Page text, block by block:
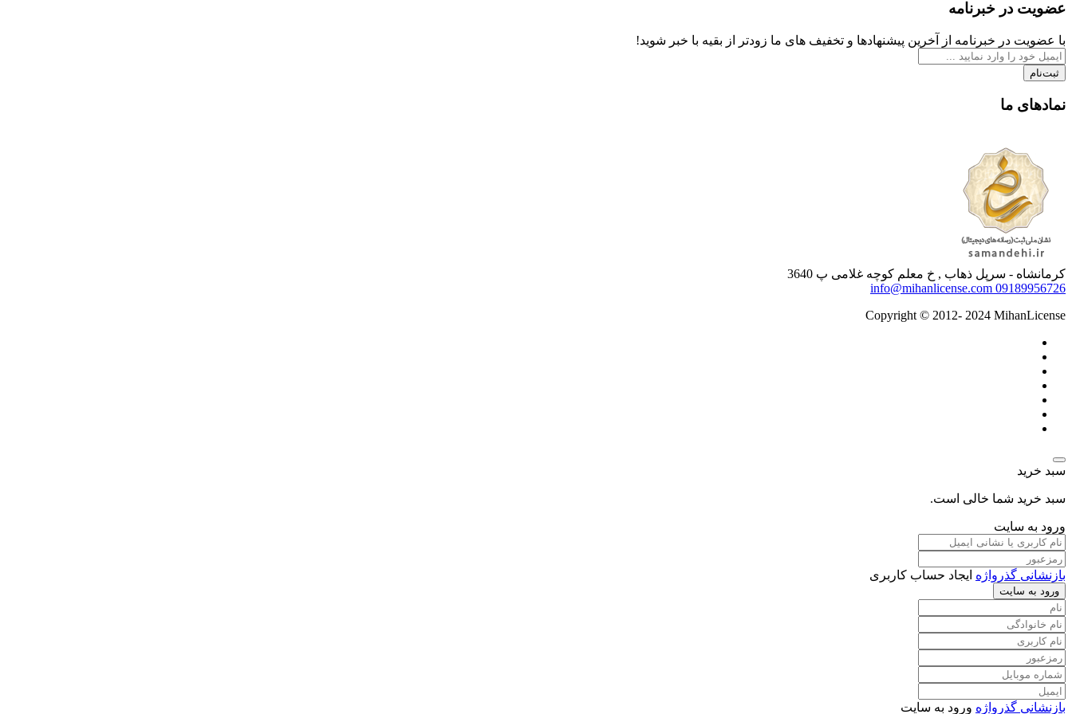
عضویت در خبرنامه
با عضویت در خبرنامه از آخرین پیشنهادها و تخفیف های ما زودتر از بقیه با خبر شوید!
ثبت‌نام
نمادهای ما
کرمانشاه - سرپل ذهاب , خ معلم کوچه غلامی پ 3640
09189956726
info@mihanlicense.com
Copyright © 2012- 2024 MihanLicense
سبد خرید
سبد خرید شما خالی است.
ورود به سایت
بازنشانی گذرواژه ایجاد حساب کاربری
ورود به سایت
بازنشانی گذرواژه ورود به سایت